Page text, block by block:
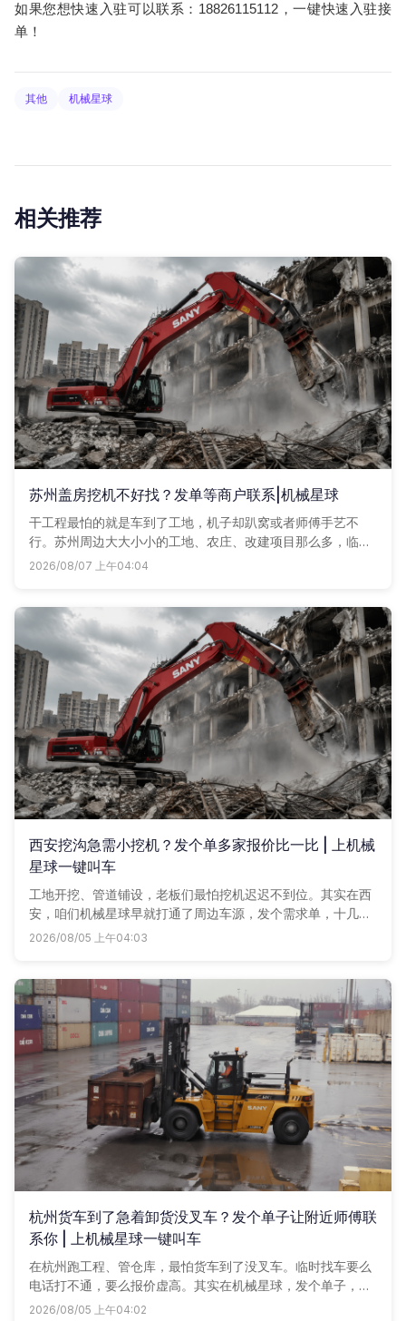
如果您想快速入驻可以联系：18826115112，一键快速入驻接
单！
其他 机械星球
相关推荐
苏州盖房挖机不好找？发单等商户联系|机械星球
干工程最怕的就是车到了工地，机子却趴窝或者师傅手艺不
行。苏州周边大大小小的工地、农庄、改建项目那么多，临时
想找一台靠谱挖机，往往电话打了七八个还没着落。其实现在
2026/08/07 上午04:04
西安挖沟急需小挖机？发个单多家报价比一比 | 上机械
星球一键叫车
工地开挖、管道铺设，老板们最怕挖机迟迟不到位。其实在西
安，咱们机械星球早就打通了周边车源，发个需求单，十几家
商户主动来报价，谁的车况好、谁的租金划算，一目了然。
2026/08/05 上午04:03
杭州货车到了急着卸货没叉车？发个单子让附近师傅联
系你 | 上机械星球一键叫车
在杭州跑工程、管仓库，最怕货车到了没叉车。临时找车要么
电话打不通，要么报价虚高。其实在机械星球，发个单子，附
近车老板直接报价，谁家合适用谁家，货不等人，车马上到。
2026/08/05 上午04:02